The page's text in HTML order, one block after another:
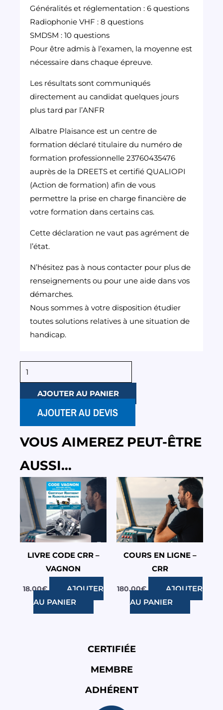
Généralités et réglementation : 6 questions
Radiophonie VHF : 8 questions
SMDSM : 10 questions
Pour être admis à l’examen, la moyenne est
nécessaire dans chaque épreuve.
Les résultats sont communiqués
directement au candidat quelques jours
plus tard par l’ANFR
Albatre Plaisance est un centre de
formation déclaré titulaire du numéro de
formation professionnelle 23760435476
auprès de la DREETS et certifié QUALIOPI
(Action de formation) afin de vous
permettre la prise en charge financière de
votre formation dans certains cas.
Cette déclaration ne vaut pas agrément de
l’état.
N’hésitez pas à nous contacter pour plus de
renseignements ou pour une aide dans vos
démarches.
Nous sommes à votre disposition étudier
toutes solutions relatives à une situation de
handicap.
quantité
de
individuelle
AJOUTER AU PANIER
AJOUTER AU DEVIS
VOUS AIMEREZ PEUT-ÊTRE
AUSSI…
LIVRE CODE CRR –
VAGNON
18.00€
AJOUTER
AU PANIER
COURS EN LIGNE –
CRR
180.00€
AJOUTER
AU PANIER
CERTIFIÉE
MEMBRE
ADHÉRENT